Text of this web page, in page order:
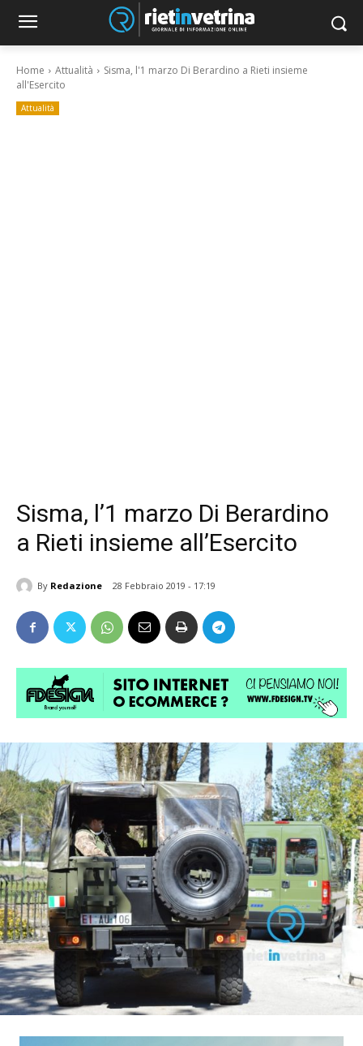
Home Attualità
Sisma, l'1 marzo Di Berardino a Rieti insieme
all'Esercito
Attualità
Sisma, l’1 marzo Di Berardino
a Rieti insieme all’Esercito
By Redazione 28 Febbraio 2019 - 17:19